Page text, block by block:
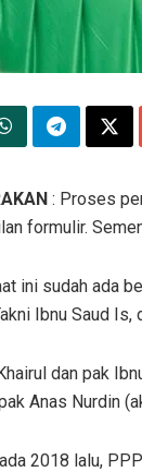
: Proses
formulir.
ini sudah ada
Ibnu Saud
dan pak
Anas Nurdin
2018 lalu,